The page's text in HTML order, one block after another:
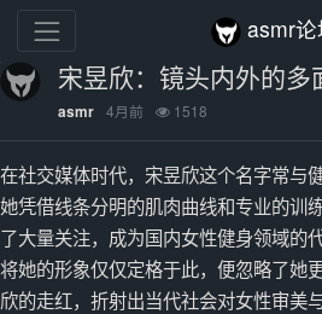
asmr论
宋昱欣：镜头内外的多
asmr 4月前 1518
在社交媒体时代，宋昱欣这个名字常与
她凭借线条分明的肌肉曲线和专业的训
了大量关注，成为国内女性健身领域的
将她的形象仅仅定格于此，便忽略了她
欣的走红，折射出当代社会对女性审美